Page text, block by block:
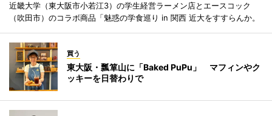
近畿大学（東大阪市小若江3）の学生経営ラーメン店とエースコック
（吹田市）のコラボ商品「魅惑の学食巡り in 関西 近大をすすらんか。
買う
東大阪・瓢箪山に「Baked PuPu」 マフィンやク
ッキーを日替わりで